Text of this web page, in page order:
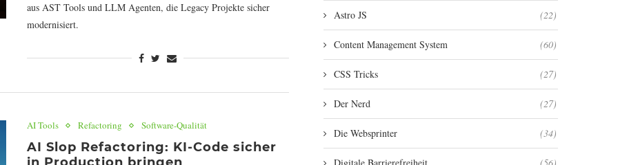
aus AST Tools und LLM Agenten, die Legacy Projekte sicher
modernisiert.
AI Tools Refactoring Software-Qualität
AI Slop Refactoring: KI-Code sicher
Astro JS (22)
Content Management System (60)
CSS Tricks (27)
Der Nerd (27)
Die Websprinter (34)
Digitale Barrierefreiheit (56)